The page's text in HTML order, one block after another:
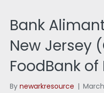
Bank
New Jersey
FoodBank
By newarkresource |